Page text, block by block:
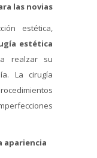
las novias
estética,
estética
realzar su
La cirugía
apariencia